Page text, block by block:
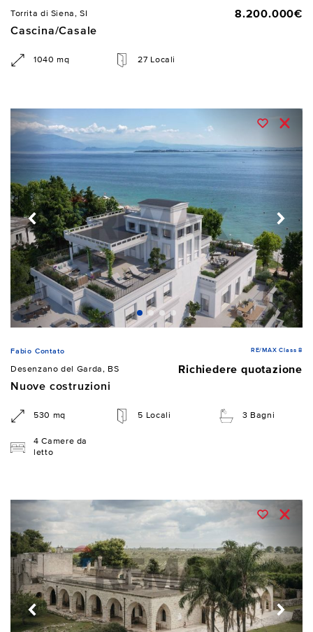
Torrita di Siena, SI
8.200.000€
Cascina/Casale
1040 mq 27 Locali
Fabio Contato RE/MAX Class 8
Desenzano del Garda, BS
Richiedere quotazione
Nuove costruzioni
530 mq 5 Locali 3 Bagni
4 Camere da
letto